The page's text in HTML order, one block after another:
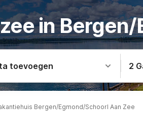
in
toevoegen 2
Bergen/Egmond/Schoorl Aan Zee